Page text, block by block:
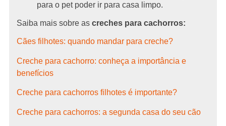
para o pet poder ir para casa limpo.
Saiba mais sobre as creches para cachorros:
Cães filhotes: quando mandar para creche?
Creche para cachorro: conheça a importância e
benefícios
Creche para cachorros filhotes é importante?
Creche para cachorros: a segunda casa do seu cão